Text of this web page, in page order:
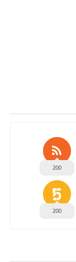
200
200